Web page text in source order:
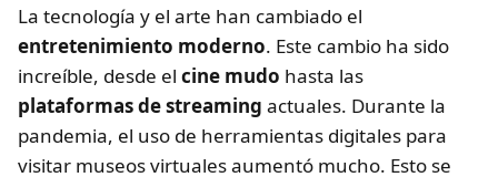
La tecnología y el arte han cambiado el
entretenimiento moderno. Este cambio ha sido
increíble, desde el cine mudo hasta las
plataformas de streaming actuales. Durante la
pandemia, el uso de herramientas digitales para
visitar museos virtuales aumentó mucho. Esto se